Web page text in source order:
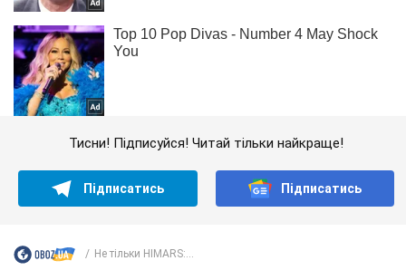
Тисни! Підписуйся! Читай тільки найкраще!
Підписатись Підписатись
Не тільки HIMARS:...